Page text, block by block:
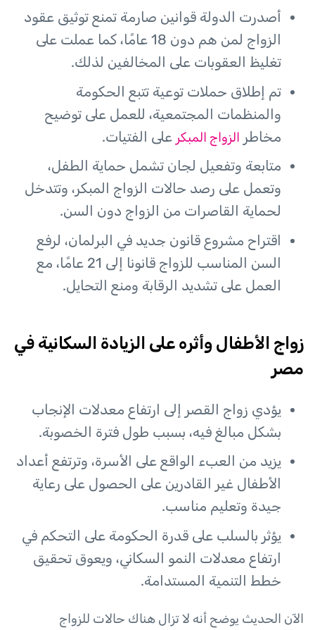
أصدرت الدولة قوانين صارمة تمنع توثيق عقود
الزواج لمن هم دون 18 عامًا، كما عملت على
تغليظ العقوبات على المخالفين لذلك.
تم إطلاق حملات توعية تتبع الحكومة
والمنظمات المجتمعية، للعمل على توضيح
مخاطر الزواج المبكر على الفتيات.
متابعة وتفعيل لجان تشمل حماية الطفل،
وتعمل على رصد حالات الزواج المبكر، وتتدخل
لحماية القاصرات من الزواج دون السن.
اقتراح مشروع قانون جديد في البرلمان، لرفع
السن المناسب للزواج قانونا إلى 21 عامًا، مع
العمل على تشديد الرقابة ومنع التحايل.
زواج الأطفال وأثره على الزيادة السكانية في
مصر
يؤدي زواج القصر إلى ارتفاع معدلات الإنجاب
بشكل مبالغ فيه، بسبب طول فترة الخصوبة.
يزيد من العبء الواقع على الأسرة، وترتفع أعداد
الأطفال غير القادرين على الحصول على رعاية
جيدة وتعليم مناسب.
يؤثر بالسلب على قدرة الحكومة على التحكم في
ارتفاع معدلات النمو السكاني، ويعوق تحقيق
خطط التنمية المستدامة.
الآن الحديث يوضح أنه لا تزال هناك حالات للزواج